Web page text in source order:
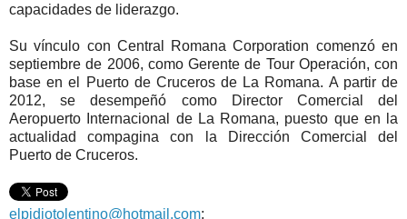
capacidades de liderazgo.
Su vínculo con Central Romana Corporation comenzó en
septiembre de 2006, como Gerente de Tour Operación, con
base en el Puerto de Cruceros de La Romana. A partir de
2012, se desempeñó como Director Comercial del
Aeropuerto Internacional de La Romana, puesto que en la
actualidad compagina con la Dirección Comercial del
Puerto de Cruceros.
elpidiotolentino@hotmail.com;